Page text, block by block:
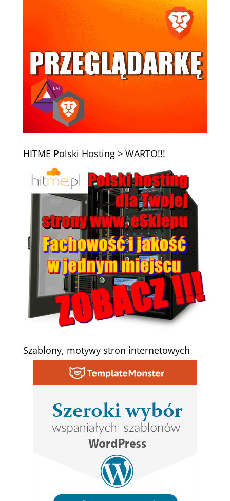
HITME Polski Hosting > WARTO!!!
Szablony, motywy stron internetowych